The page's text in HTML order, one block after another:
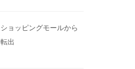
ショッピングモールから
転出